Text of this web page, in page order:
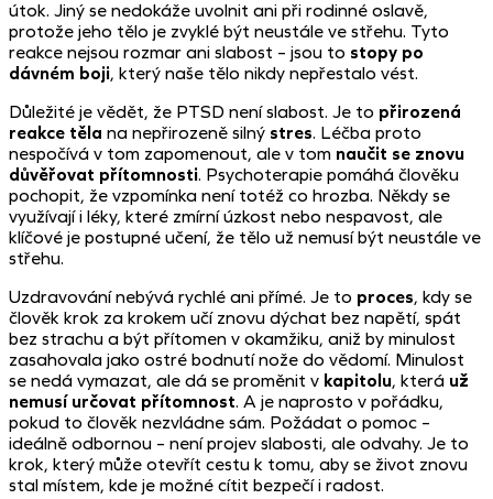
útok. Jiný se nedokáže uvolnit ani při rodinné oslavě,
protože jeho tělo je zvyklé být neustále ve střehu. Tyto
reakce nejsou rozmar ani slabost – jsou to stopy po
dávném boji, který naše tělo nikdy nepřestalo vést.
Důležité je vědět, že PTSD není slabost. Je to přirozená
reakce těla na nepřirozeně silný stres. Léčba proto
nespočívá v tom zapomenout, ale v tom naučit se znovu
důvěřovat přítomnosti. Psychoterapie pomáhá člověku
pochopit, že vzpomínka není totéž co hrozba. Někdy se
využívají i léky, které zmírní úzkost nebo nespavost, ale
klíčové je postupné učení, že tělo už nemusí být neustále ve
střehu.
Uzdravování nebývá rychlé ani přímé. Je to proces, kdy se
člověk krok za krokem učí znovu dýchat bez napětí, spát
bez strachu a být přítomen v okamžiku, aniž by minulost
zasahovala jako ostré bodnutí nože do vědomí. Minulost
se nedá vymazat, ale dá se proměnit v kapitolu, která už
nemusí určovat přítomnost. A je naprosto v pořádku,
pokud to člověk nezvládne sám. Požádat o pomoc –
ideálně odbornou – není projev slabosti, ale odvahy. Je to
krok, který může otevřít cestu k tomu, aby se život znovu
stal místem, kde je možné cítit bezpečí i radost.